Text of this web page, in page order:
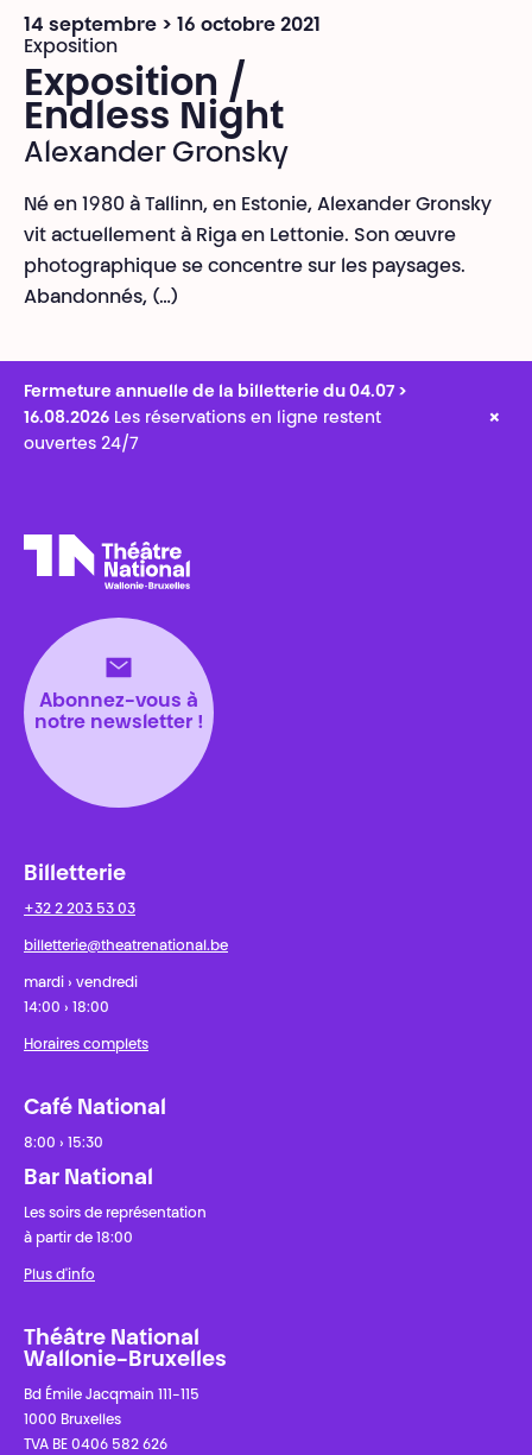
14 septembre > 16 octobre 2021
Exposition
Exposition /
Endless Night
Alexander Gronsky
Né en 1980 à Tallinn, en Estonie, Alexander Gronsky
vit actuellement à Riga en Lettonie. Son œuvre
photographique se concentre sur les paysages.
Abandonnés, (…)
Fermeture annuelle de la billetterie du 04.07 >
16.08.2026 Les réservations en ligne restent
ouvertes 24/7
×
Abonnez-vous à
notre newsletter !
Billetterie
+32 2 203 53 03
billetterie@theatrenational.be
mardi › vendredi
14:00 › 18:00
Horaires complets
Café National
8:00 › 15:30
Bar National
Les soirs de représentation
à partir de 18:00
Plus d'info
Théâtre National
Wallonie-Bruxelles
Bd Émile Jacqmain 111-115
1000 Bruxelles
TVA BE 0406 582 626